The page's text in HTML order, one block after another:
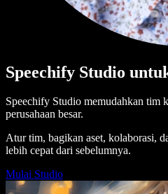
Speechify Studio
Speechify Studio memudahkan tim
perusahaan besar.
Atur tim, bagikan aset, kolaborasi,
lebih cepat dari sebelumnya.
Mulai Studio